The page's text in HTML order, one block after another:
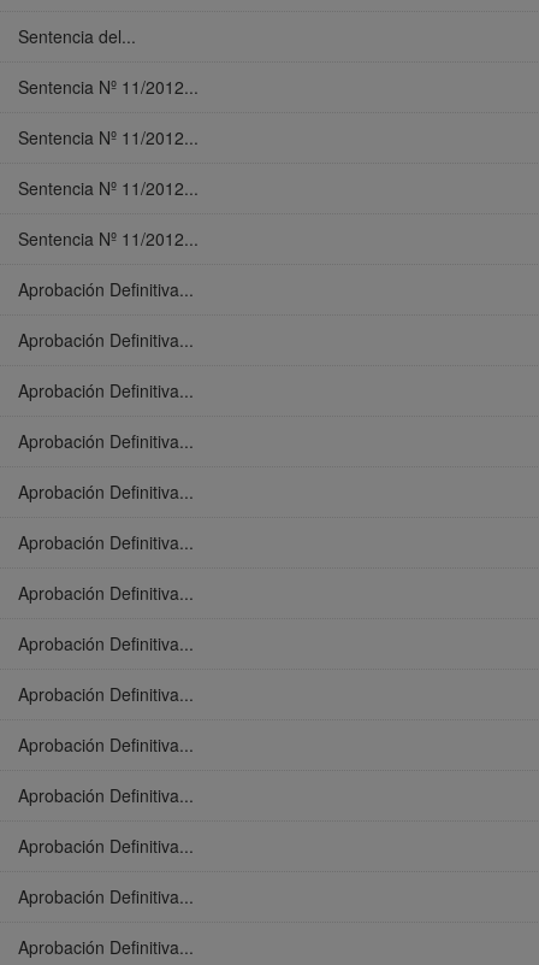
Sentencia del...
Sentencia Nº 11/2012...
Sentencia Nº 11/2012...
Sentencia Nº 11/2012...
Sentencia Nº 11/2012...
Aprobación Definitiva...
Aprobación Definitiva...
Aprobación Definitiva...
Aprobación Definitiva...
Aprobación Definitiva...
Aprobación Definitiva...
Aprobación Definitiva...
Aprobación Definitiva...
Aprobación Definitiva...
Aprobación Definitiva...
Aprobación Definitiva...
Aprobación Definitiva...
Aprobación Definitiva...
Aprobación Definitiva...